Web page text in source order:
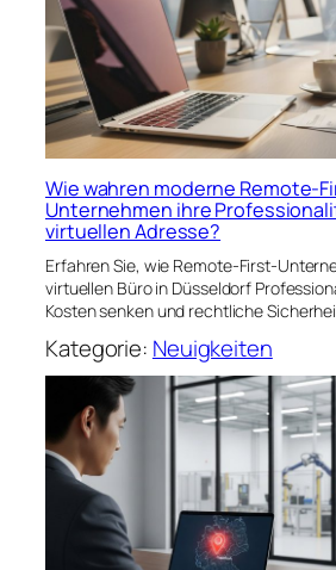
Wie wahren moderne Remote-
Unternehmen ihre
virtuellen Adresse?
Erfahren Sie, wie Remote-First-
virtuellen Büro in Düsseldorf
Kosten senken und rechtliche
Kategorie: Neuigkeiten